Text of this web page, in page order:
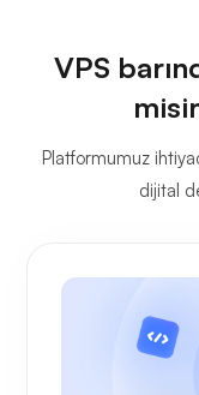
VPS
Platformumuz
dijital